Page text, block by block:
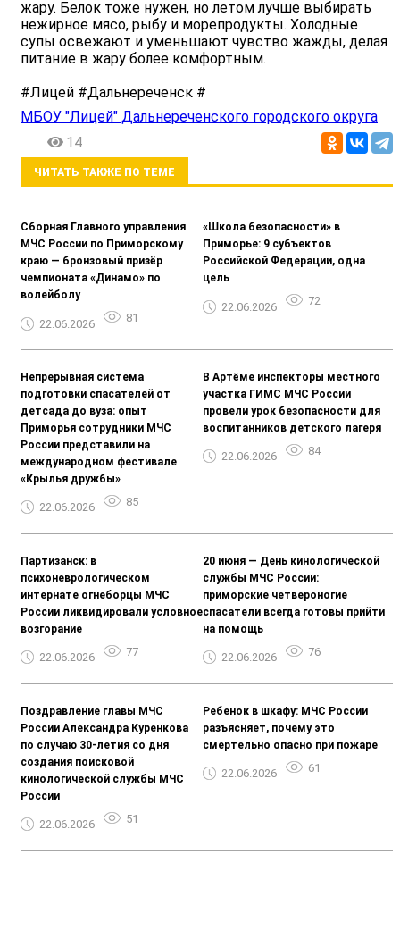
жару. Белок тоже нужен, но летом лучше выбирать
нежирное мясо, рыбу и морепродукты. Холодные
супы освежают и уменьшают чувство жажды, делая
питание в жару более комфортным.
#Лицей #Дальнереченск #
МБОУ "Лицей" Дальнереченского городского округа
14
ЧИТАТЬ ТАКЖЕ ПО ТЕМЕ
Сборная Главного управления
МЧС России по Приморскому
краю — бронзовый призёр
чемпионата «Динамо» по
волейболу
22.06.2026 81
«Школа безопасности» в
Приморье: 9 субъектов
Российской Федерации, одна
цель
22.06.2026 72
Непрерывная система
подготовки спасателей от
детсада до вуза: опыт
Приморья сотрудники МЧС
России представили на
международном фестивале
«Крылья дружбы»
22.06.2026 85
В Артёме инспекторы местного
участка ГИМС МЧС России
провели урок безопасности для
воспитанников детского лагеря
22.06.2026 84
Партизанск: в
психоневрологическом
интернате огнеборцы МЧС
России ликвидировали условное
возгорание
22.06.2026 77
20 июня — День кинологической
службы МЧС России:
приморские четвероногие
спасатели всегда готовы прийти
на помощь
22.06.2026 76
Поздравление главы МЧС
России Александра Куренкова
по случаю 30-летия со дня
создания поисковой
кинологической службы МЧС
России
22.06.2026 51
Ребенок в шкафу: МЧС России
разъясняет, почему это
смертельно опасно при пожаре
22.06.2026 61